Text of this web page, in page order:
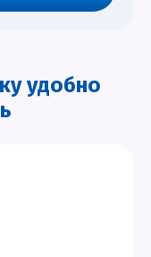
удобно